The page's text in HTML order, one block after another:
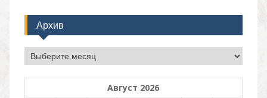
Архив
Архив
Август 2026